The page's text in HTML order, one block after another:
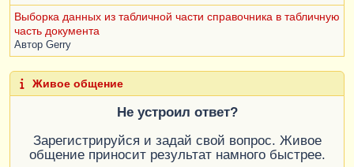
Выборка данных из табличной части справочника в табличную
часть документа
Автор Gerry
Живое общение
Не устроил ответ?
Зарегистрируйся и задай свой вопрос. Живое
общение приносит результат намного быстрее.